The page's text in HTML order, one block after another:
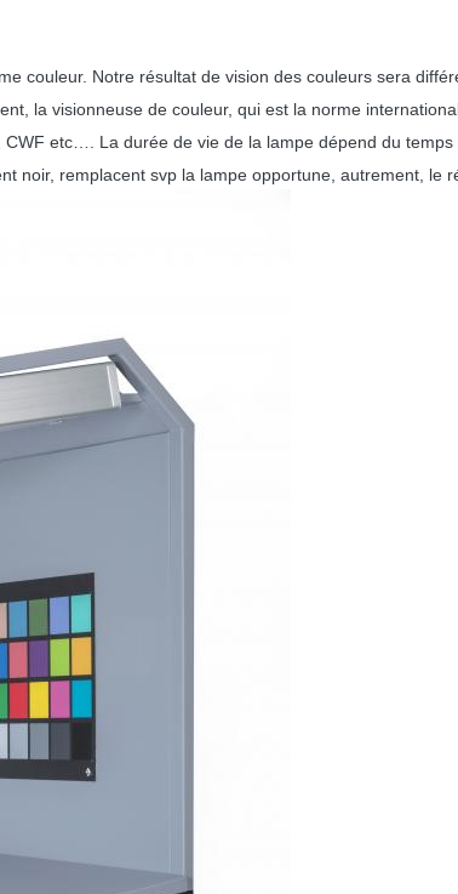
couleur. Notre résultat de vision des couleurs sera
la visionneuse de couleur, qui est la norme
etc…. La durée de vie de la lampe dépend du
noir, remplacent svp la lampe opportune, autrement, le